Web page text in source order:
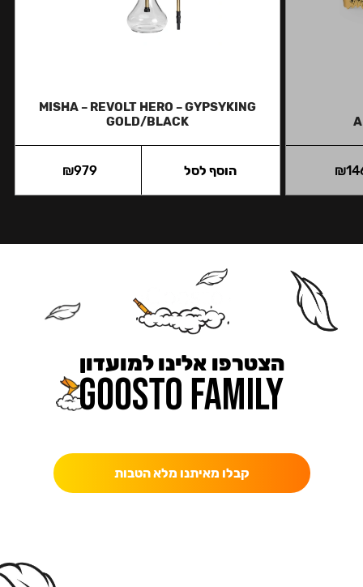
₪
MISHA – REVOLT HERO – GYPSYKING
GOLD/BLACK
₪979 הוסף לסל
הצטרפו אלינו למועדון
קבלו מאיתנו מלא הטבות